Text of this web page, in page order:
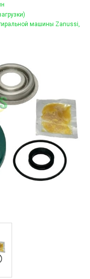
машины Zanussi,